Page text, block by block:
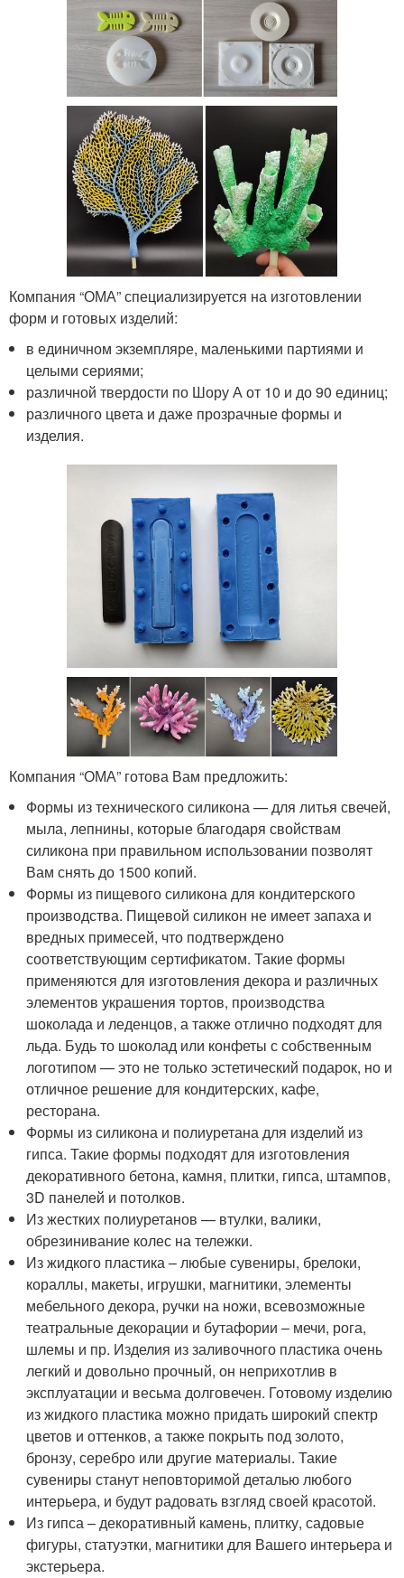
Компания “ОМА” специализируется на изготовлении
форм и готовых изделий:
в единичном экземпляре, маленькими партиями и
целыми сериями;
различной твердости по Шору А от 10 и до 90 единиц;
различного цвета и даже прозрачные формы и
изделия.
Компания “ОМА” готова Вам предложить:
Формы из технического силикона — для литья свечей,
мыла, лепнины, которые благодаря свойствам
силикона при правильном использовании позволят
Вам снять до 1500 копий.
Формы из пищевого силикона для кондитерского
производства. Пищевой силикон не имеет запаха и
вредных примесей, что подтверждено
соответствующим сертификатом. Такие формы
применяются для изготовления декора и различных
элементов украшения тортов, производства
шоколада и леденцов, а также отлично подходят для
льда. Будь то шоколад или конфеты с собственным
логотипом — это не только эстетический подарок, но и
отличное решение для кондитерских, кафе,
ресторана.
Формы из силикона и полиуретана для изделий из
гипса. Такие формы подходят для изготовления
декоративного бетона, камня, плитки, гипса, штампов,
3D панелей и потолков.
Из жестких полиуретанов — втулки, валики,
обрезинивание колес на тележки.
Из жидкого пластика – любые сувениры, брелоки,
кораллы, макеты, игрушки, магнитики, элементы
мебельного декора, ручки на ножи, всевозможные
театральные декорации и бутафории – мечи, рога,
шлемы и пр. Изделия из заливочного пластика очень
легкий и довольно прочный, он неприхотлив в
эксплуатации и весьма долговечен. Готовому изделию
из жидкого пластика можно придать широкий спектр
цветов и оттенков, а также покрыть под золото,
бронзу, серебро или другие материалы. Такие
сувениры станут неповторимой деталью любого
интерьера, и будут радовать взгляд своей красотой.
Из гипса – декоративный камень, плитку, садовые
фигуры, статуэтки, магнитики для Вашего интерьера и
экстерьера.